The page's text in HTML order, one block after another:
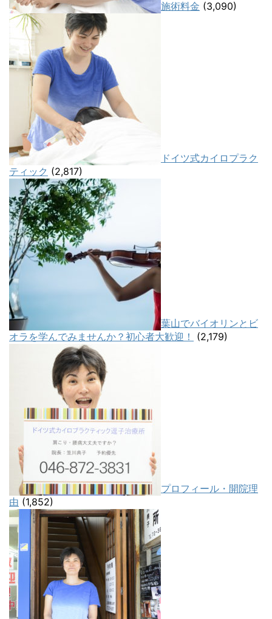
施術料金 (3,090)
ドイツ式カイロプラク
ティック (2,817)
葉山でバイオリンとビ
オラを学んでみませんか？初心者大歓迎！
(2,179)
プロフィール・開院理
由 (1,852)